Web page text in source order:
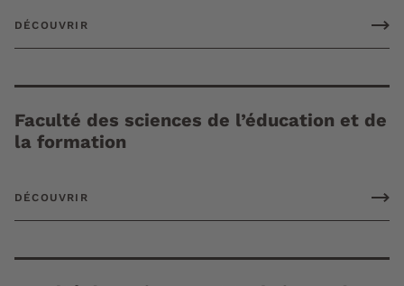
DÉCOUVRIR
Faculté des sciences de l’éducation et de
la formation
DÉCOUVRIR